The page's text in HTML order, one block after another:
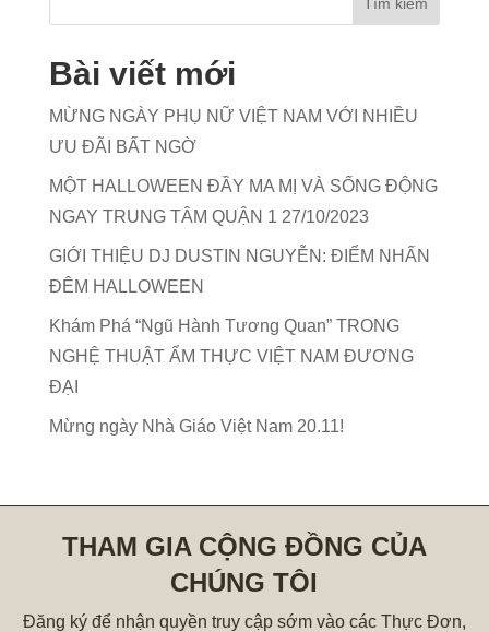
Bài viết mới
MỪNG NGÀY PHỤ NỮ VIỆT NAM VỚI NHIỀU
ƯU ĐÃI BẤT NGỜ
MỘT HALLOWEEN ĐẦY MA MỊ VÀ SỐNG ĐỘNG
NGAY TRUNG TÂM QUẬN 1 27/10/2023
GIỚI THIỆU DJ DUSTIN NGUYỄN: ĐIỂM NHẤN
ĐÊM HALLOWEEN
Khám Phá “Ngũ Hành Tương Quan” TRONG
NGHỆ THUẬT ẨM THỰC VIỆT NAM ĐƯƠNG
ĐẠI
Mừng ngày Nhà Giáo Việt Nam 20.11!
THAM GIA CỘNG ĐỒNG CỦA
CHÚNG TÔI
Đăng ký để nhận quyền truy cập sớm vào các Thực Đơn,